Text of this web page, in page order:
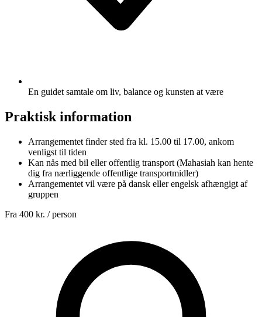
En guidet samtale om liv, balance og kunsten at være
Praktisk information
Arrangementet finder sted fra kl. 15.00 til 17.00, ankom
venligst til tiden
Kan nås med bil eller offentlig transport (Mahasiah kan hente
dig fra nærliggende offentlige transportmidler)
Arrangementet vil være på dansk eller engelsk afhængigt af
gruppen
Fra 400 kr. / person